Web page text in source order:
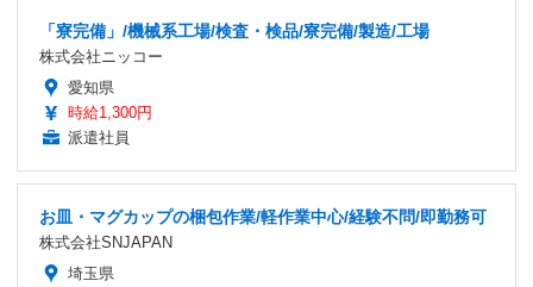
「寮完備」/機械系工場/検査・検品/寮完備/製造/工場
株式会社ニッコー
愛知県
時給1,300円
派遣社員
お皿・マグカップの梱包作業/軽作業中心/経験不問/即勤務可
株式会社SNJAPAN
埼玉県